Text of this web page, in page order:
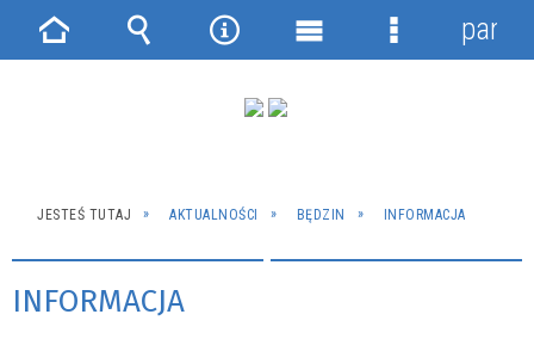
JESTEŚ TUTAJ AKTUALNOŚCI BĘDZIN INFORMACJA
INFORMACJA
Strona Wyszukiwarka
NarzędziaMenu
Menu
panel